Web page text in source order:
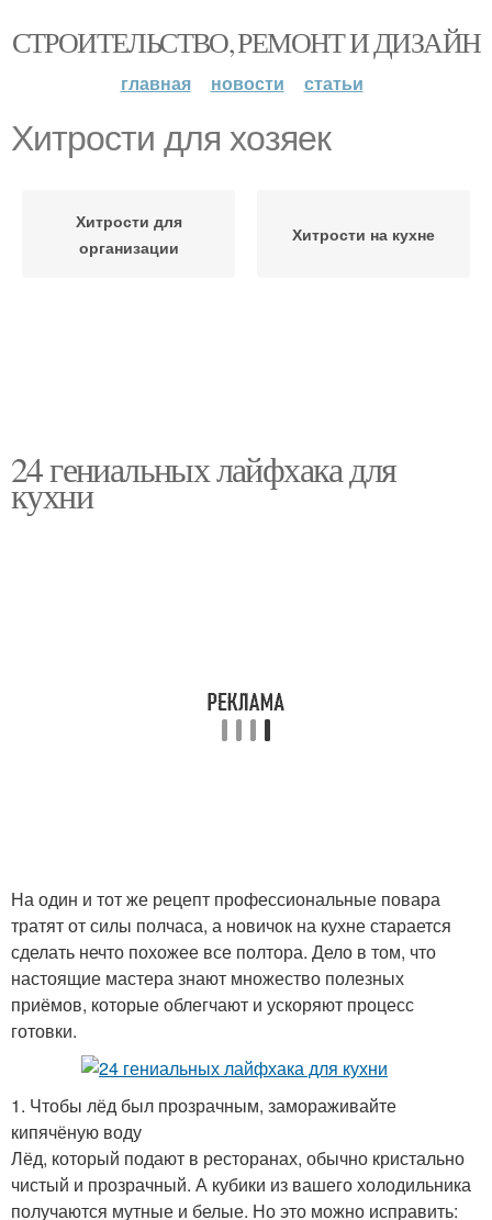
СТРОИТЕЛЬСТВО, РЕМОНТ И ДИЗАЙН
главная новости статьи
Хитрости для хозяек
Хитрости для
организации
Хитрости на кухне
24 гениальных лайфхака для
кухни
На один и тот же рецепт профессиональные повара
тратят от силы полчаса, а новичок на кухне старается
сделать нечто похожее все полтора. Дело в том, что
настоящие мастера знают множество полезных
приёмов, которые облегчают и ускоряют процесс
готовки.
1. Чтобы лёд был прозрачным, замораживайте
кипячёную воду
Лёд, который подают в ресторанах, обычно кристально
чистый и прозрачный. А кубики из вашего холодильника
получаются мутные и белые. Но это можно исправить: